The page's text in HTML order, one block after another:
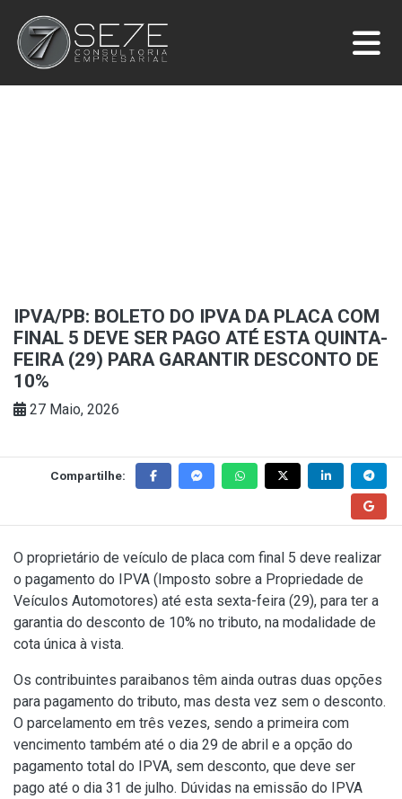
IPVA/PB: BOLETO DO IPVA DA PLACA COM
FINAL 5 DEVE SER PAGO ATÉ ESTA QUINTA-
FEIRA (29) PARA GARANTIR DESCONTO DE
10%
27 Maio, 2026
Compartilhe:
O proprietário de veículo de placa com final 5 deve realizar
o pagamento do IPVA (Imposto sobre a Propriedade de
Veículos Automotores) até esta sexta-feira (29), para ter a
garantia do desconto de 10% no tributo, na modalidade de
cota única à vista.
Os contribuintes paraibanos têm ainda outras duas opções
para pagamento do tributo, mas desta vez sem o desconto.
O parcelamento em três vezes, sendo a primeira com
vencimento também até o dia 29 de abril e a opção do
pagamento total do IPVA, sem desconto, que deve ser
pago até o dia 31 de julho. Dúvidas na emissão do IPVA